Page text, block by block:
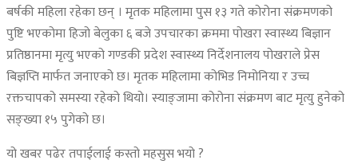
बर्षकी महिला रहेका छन् । मृतक महिलामा पुस १३ गते कोरोना संक्रमणको
पुष्टि भएकोमा हिजो बेलुका ६ बजे उपचारका क्रममा पोखरा स्वास्थ्य बिज्ञान
प्रतिष्ठानमा मृत्यु भएको गण्डकी प्रदेश स्वास्थ्य निर्देशनालय पोखराले प्रेस
बिज्ञप्ति मार्फत जनाएको छ। मृतक महिलामा कोभिड निमोनिया र उच्च
रक्तचापको समस्या रहेको थियो। स्याङ्जामा कोरोना संक्रमण बाट मृत्यु हुनेको
सङ्ख्या १५ पुगेको छ।
यो खबर पढेर तपाईलाई कस्तो महसुस भयो ?